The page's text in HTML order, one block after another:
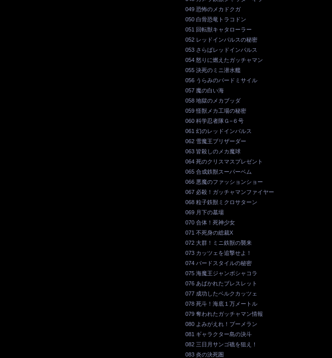
049 恐怖のメカドクガ
050 白骨恐竜トラコドン
051 回転獣キャタローラー
052 レッドインパルスの秘密
053 さらばレッドインパルス
054 怒りに燃えたガッチャマン
055 決死のミニ潜水艦
056 うらみのバードミサイル
057 魔の白い海
058 地獄のメカブッダ
059 怪獣メカ工場の秘密
060 科学忍者隊Ｇ−６号
061 幻のレッドインパルス
062 雪魔王ブリザーダー
063 皆殺しのメカ魔球
064 死のクリスマスプレゼント
065 合成鉄獣スーパーベム
066 悪魔のファッションショー
067 必殺！ガッチャマンファイヤー
068 粒子鉄獣ミクロサターン
069 月下の墓場
070 合体！死神少女
071 不死身の総裁X
072 大群！ミニ鉄獣の襲来
073 カッツェを追撃せよ！
074 バードスタイルの秘密
075 海魔王ジャンボシャコラ
076 あばかれたブレスレット
077 成功したベルクカッツェ
078 死斗！海底１万メートル
079 奪われたガッチャマン情報
080 よみがえれ！ブーメラン
081 ギャラクター島の決斗
082 三日月サンゴ礁を狙え！
083 炎の決死圏